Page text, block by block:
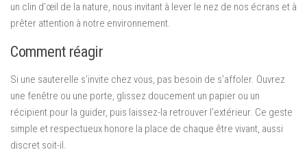
un clin d’œil de la nature, nous invitant à lever le nez de nos écrans et à
prêter attention à notre environnement.
Comment réagir
Si une sauterelle s’invite chez vous, pas besoin de s’affoler. Ouvrez
une fenêtre ou une porte, glissez doucement un papier ou un
récipient pour la guider, puis laissez-la retrouver l’extérieur. Ce geste
simple et respectueux honore la place de chaque être vivant, aussi
discret soit-il.